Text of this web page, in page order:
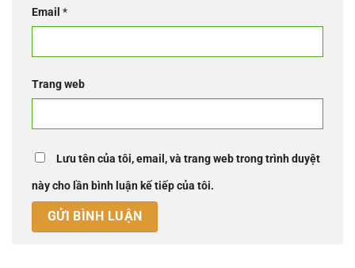
Email *
Trang web
Lưu tên của tôi, email, và trang web trong trình duyệt
này cho lần bình luận kế tiếp của tôi.